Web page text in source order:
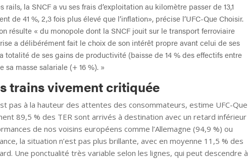
la SNCF a vu ses frais d’exploitation au kilomètre passer de 13,1
de 41 %, 2,3 fois plus élevé que l’inflation», précise l’UFC-Que Choisir.
résulte « du monopole dont la SNCF jouit sur le transport ferroviaire
a délibérément fait le choix de son intérêt propre avant celui de ses
totalité de ses gains de productivité (baisse de 14 % des effectifs entre
sa masse salariale (+ 16 %). »
trains vivement critiquée
pas à la hauteur des attentes des consommateurs, estime UFC-Que
89,5 % des TER sont arrivés à destination avec un retard inférieur
de nos voisins européens comme l’Allemagne (94,9 %) ou
la situation n’est pas plus brillante, avec en moyenne 11,5 % des
Une ponctualité très variable selon les lignes, qui peut descendre à